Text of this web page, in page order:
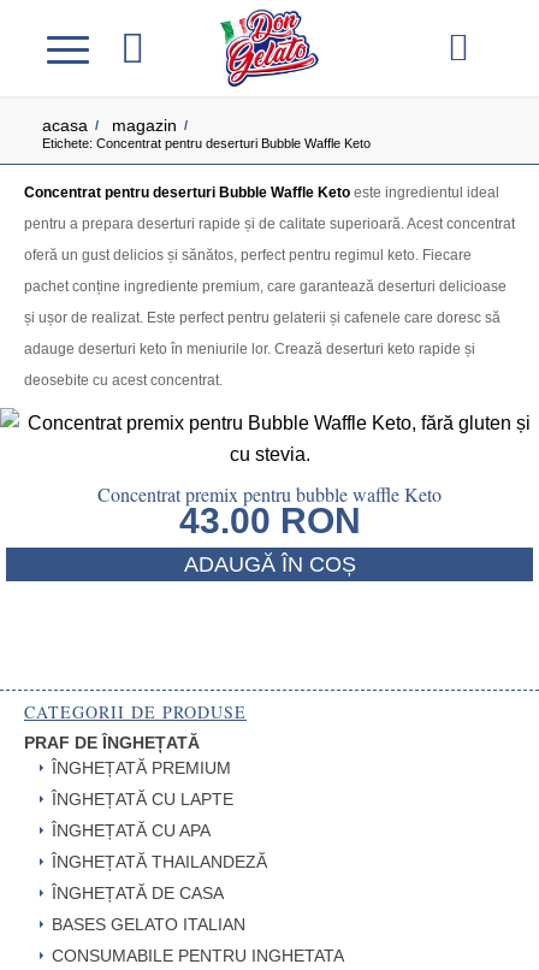
acasa / magazin /
Etichete: Concentrat pentru deserturi Bubble Waffle Keto
Concentrat pentru deserturi Bubble Waffle Keto este ingredientul ideal
pentru a prepara deserturi rapide și de calitate superioară. Acest concentrat
oferă un gust delicios și sănătos, perfect pentru regimul keto. Fiecare
pachet conține ingrediente premium, care garantează deserturi delicioase
și ușor de realizat. Este perfect pentru gelaterii și cafenele care doresc să
adauge deserturi keto în meniurile lor. Crează deserturi keto rapide și
deosebite cu acest concentrat.
Concentrat premix pentru bubble waffle Keto
43.00 RON
ADAUGĂ ÎN COȘ
CATEGORII DE PRODUSE
PRAF DE ÎNGHEȚATĂ
ÎNGHEȚATĂ PREMIUM
ÎNGHEȚATĂ CU LAPTE
ÎNGHEȚATĂ CU APA
ÎNGHEȚATĂ THAILANDEZĂ
ÎNGHEȚATĂ DE CASA
BASES GELATO ITALIAN
CONSUMABILE PENTRU INGHETATA